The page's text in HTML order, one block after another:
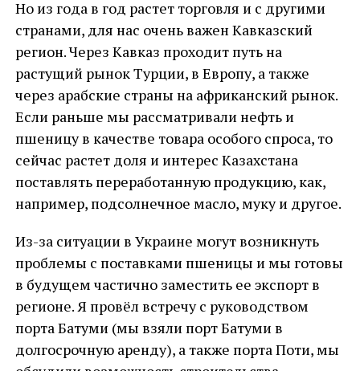
Но из года в год растет торговля и с другими
странами, для нас очень важен Кавказский
регион. Через Кавказ проходит путь на
растущий рынок Турции, в Европу, а также
через арабские страны на африканский рынок.
Если раньше мы рассматривали нефть и
пшеницу в качестве товара особого спроса, то
сейчас растет доля и интерес Казахстана
поставлять переработанную продукцию, как,
например, подсолнечное масло, муку и другое.
Из-за ситуации в Украине могут возникнуть
проблемы с поставками пшеницы и мы готовы
в будущем частично заместить ее экспорт в
регионе. Я провёл встречу с руководством
порта Батуми (мы взяли порт Батуми в
долгосрочную аренду), а также порта Поти, мы